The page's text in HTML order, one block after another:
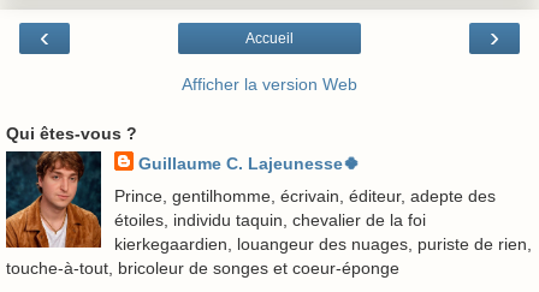
‹ ›
Accueil
Afficher la version Web
Qui êtes-vous ?
Guillaume C. Lajeunesse🍀
Prince, gentilhomme, écrivain, éditeur, adepte des
étoiles, individu taquin, chevalier de la foi
kierkegaardien, louangeur des nuages, puriste de rien,
touche-à-tout, bricoleur de songes et coeur-éponge